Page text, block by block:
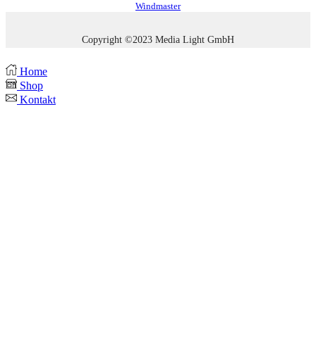
Windmaster
Copyright ©2023 Media Light GmbH
Home
Shop
Kontakt